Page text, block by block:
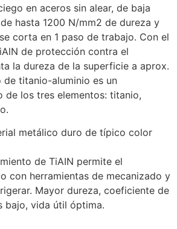
en aceros sin alear, de baja
hasta 1200 N/mm2 de dureza y
corta en 1 paso de trabajo. Con el
de protección contra el
la dureza de la superficie a aprox.
de titanio-aluminio es un
de los tres elementos: titanio,
metálico duro de típico color
de TiAIN permite el
con herramientas de mecanizado y
Mayor dureza, coeficiente de
bajo, vida útil óptima.